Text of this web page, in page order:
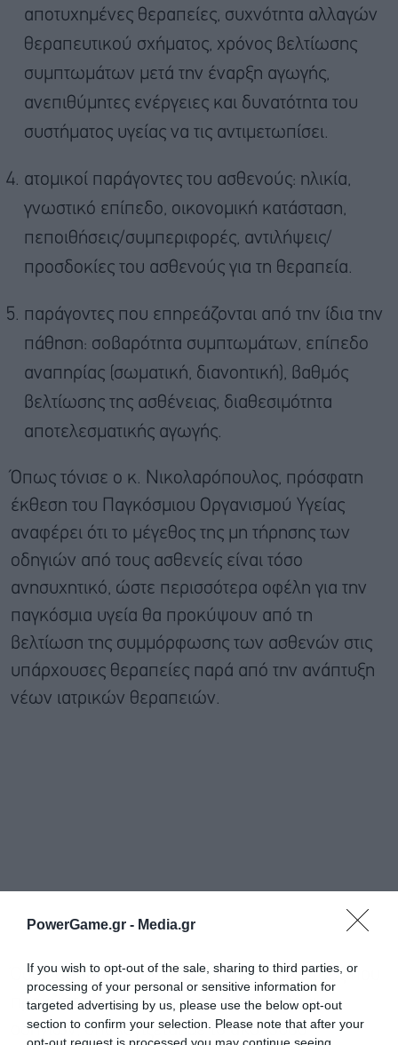
PowerGame.gr - Media.gr
If you wish to opt-out of the sale, sharing to third parties, or
processing of your personal or sensitive information for
targeted advertising by us, please use the below opt-out
section to confirm your selection. Please note that after your
αποτυχημένες θεραπείες, συχνότητα αλλαγών
θεραπευτικού σχήματος, χρόνος βελτίωσης
συμπτωμάτων μετά την έναρξη αγωγής,
ανεπιθύμητες ενέργειες και δυνατότητα του
συστήματος υγείας να τις αντιμετωπίσει.
ατομικοί παράγοντες του ασθενούς: ηλικία,
γνωστικό επίπεδο, οικονομική κατάσταση,
πεποιθήσεις/συμπεριφορές, αντιλήψεις/
προσδοκίες του ασθενούς για τη θεραπεία.
παράγοντες που επηρεάζονται από την ίδια την
πάθηση: σοβαρότητα συμπτωμάτων, επίπεδο
αναπηρίας (σωματική, διανοητική), βαθμός
βελτίωσης της ασθένειας, διαθεσιμότητα
αποτελεσματικής αγωγής.
Όπως τόνισε ο κ. Νικολαρόπουλος, πρόσφατη
έκθεση του Παγκόσμιου Οργανισμού Υγείας
αναφέρει ότι το μέγεθος της μη τήρησης των
οδηγιών από τους ασθενείς είναι τόσο
ανησυχητικό, ώστε περισσότερα οφέλη για την
παγκόσμια υγεία θα προκύψουν από τη
βελτίωση της συμμόρφωσης των ασθενών στις
υπάρχουσες θεραπείες παρά από την ανάπτυξη
νέων ιατρικών θεραπειών.
Όσον αφορά την εξοικονόμηση του κόστους που
προκύπτει από την τήρηση των ιατρικών
οδηγιών, υπολογίζεται με το ακόλουθο